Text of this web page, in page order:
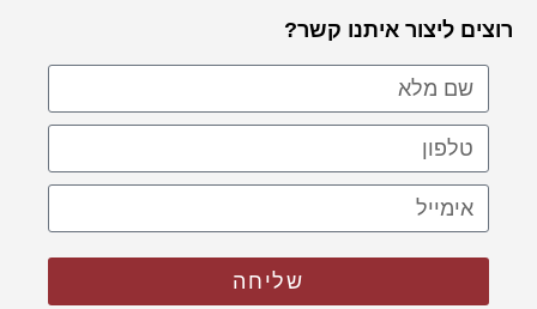
רוצים ליצור איתנו קשר?
שליחה